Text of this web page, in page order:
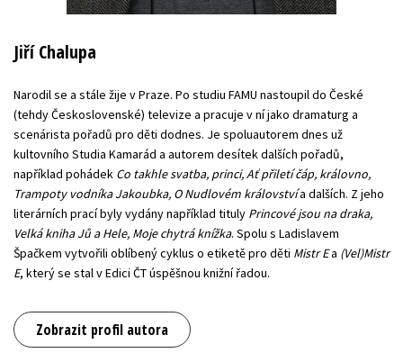
Jiří Chalupa
Narodil se a stále žije v Praze. Po studiu FAMU nastoupil do České
(tehdy Československé) televize a pracuje v ní jako dramaturg a
scenárista pořadů pro děti dodnes. Je spoluautorem dnes už
kultovního Studia Kamarád a autorem desítek dalších pořadů,
například pohádek Co takhle svatba, princi, Ať přiletí čáp, královno,
Trampoty vodníka Jakoubka, O Nudlovém královstvía dalších. Z jeho
literárních prací byly vydány například tituly Princové jsou na draka,
Velká kniha Jů a Hele, Moje chytrá knížka. Spolu s Ladislavem
Špačkem vytvořili oblíbený cyklus o etiketě pro děti Mistr Ea (Vel)Mistr
E, který se stal v Edici ČT úspěšnou knižní řadou.
Zobrazit profil autora